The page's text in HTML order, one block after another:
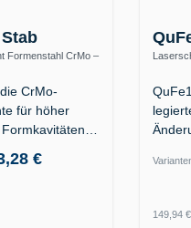
Formenstahl CrMo –
CrMo-
für höher
€
149,94 €